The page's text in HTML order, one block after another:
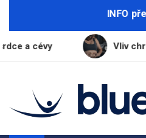
INFO
Vliv chronického
Seriózní průvodce moderním